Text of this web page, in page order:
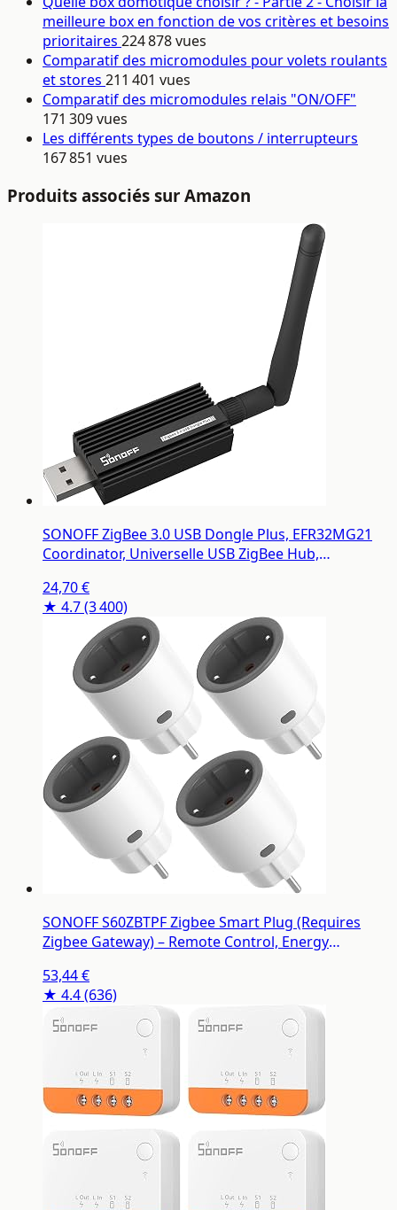
meilleure box en fonction de vos critères et besoins
prioritaires 224 878 vues
Comparatif des micromodules pour volets roulants
et stores 211 401 vues
Comparatif des micromodules relais "ON/OFF"
171 309 vues
Les différents types de boutons / interrupteurs
167 851 vues
Produits associés sur Amazon
SONOFF ZigBee 3.0 USB Dongle Plus, EFR32MG21
Coordinator, Universelle USB ZigBee Hub,
24,70 €
★ 4.7(3 400)
SONOFF S60ZBTPF Zigbee Smart Plug (Requires
Zigbee Gateway) – Remote Control, Energy
Zigbee Repeater, Compatible with eWeLink App-4
Pack
53,44 €
★ 4.4(636)